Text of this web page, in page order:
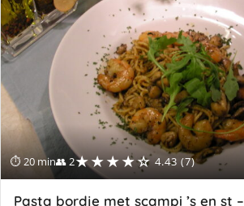
⏱ 20 min👥 2★★★★☆ 4.43 (7)
Pasta bordje met scampi ’s en st –